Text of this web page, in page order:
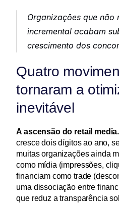
Organizações que não
incremental acabam
crescimento dos
Quatro
tornaram a
inevitável
A ascensão do retail media.
cresce dois dígitos ao ano,
muitas organizações ainda
como mídia (impressões,
financiam como trade
uma dissociação entre
que reduz a transparência